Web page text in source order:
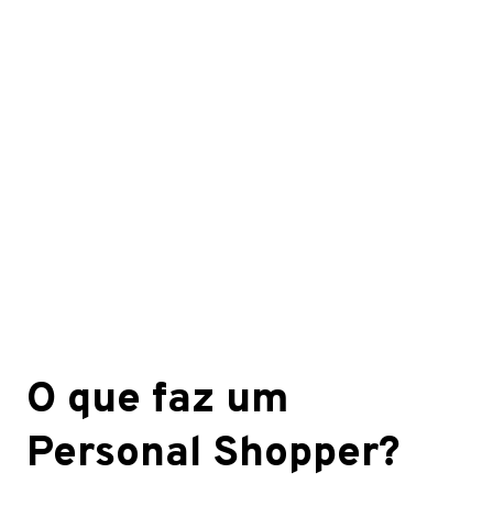
O que faz um
Personal Shopper?